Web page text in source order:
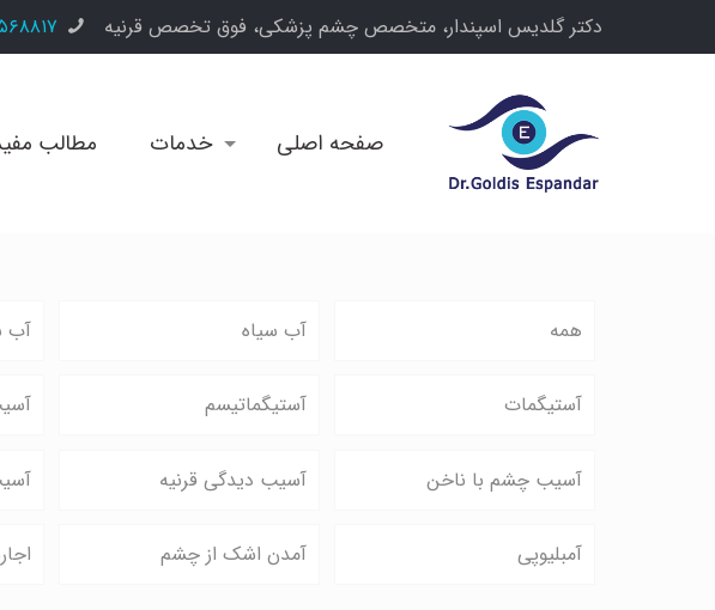
دکتر گلدیس اسپندار، متخصص چشم پزشکی، فوق تخصص قرنیه
صفحه اصلی خدمات مطالب
همه آب سیاه آب
آستیگمات آستیگماتیسم
آسیب چشم با ناخن آسیب دیدگی قرنیه
آمبلیوپی آمدن اشک از چشم